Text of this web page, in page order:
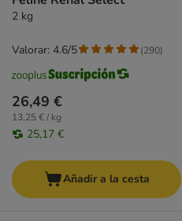
2 kg
26,49 €
13,25 € / kg
25,17 €
Valorar: 4.6/5 (290)
Añadir a la cesta